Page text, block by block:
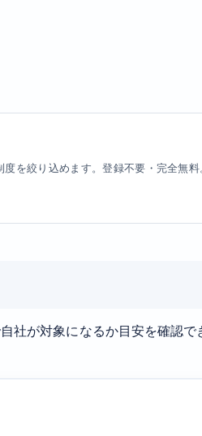
を絞り込めます。登録不要・完全無料
社が対象になるか目安を確認